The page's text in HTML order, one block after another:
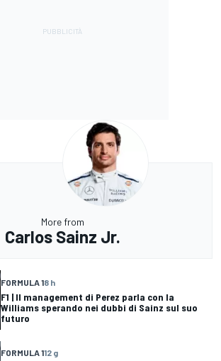
More from
Carlos Sainz Jr.
FORMULA 18 h
F1 | Il management di Perez parla con la
Williams sperando nei dubbi di Sainz sul suo
futuro
FORMULA 112 g